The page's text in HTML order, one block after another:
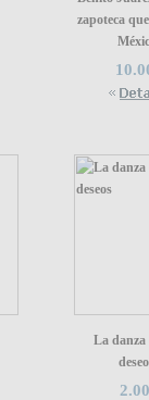
zapoteca
La danza